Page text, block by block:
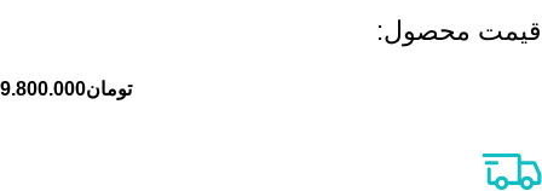
قیمت محصول:​
تومان9.800.000